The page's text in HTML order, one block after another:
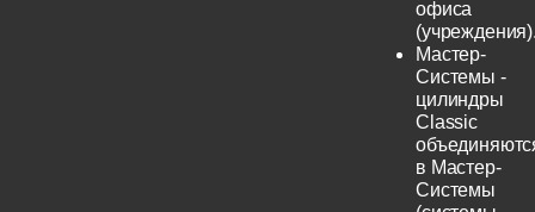
офиса
Мастер-
Системы -
цилиндры
Classic
в Мастер-
Системы